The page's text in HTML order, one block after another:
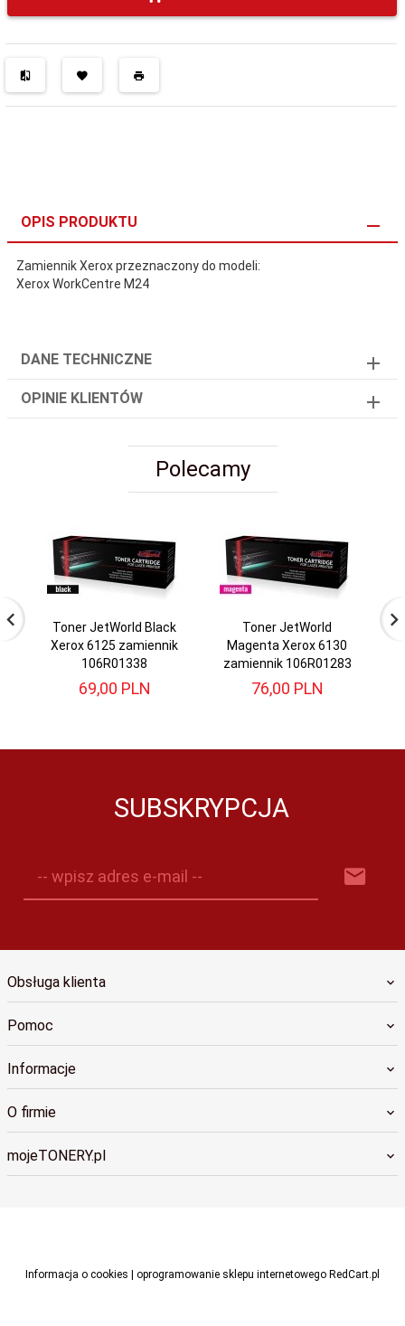
OPIS PRODUKTU
Zamiennik Xerox przeznaczony do modeli:
Xerox WorkCentre M24
DANE TECHNICZNE
OPINIE KLIENTÓW
Polecamy
Toner JetWorld Black
Xerox 6125 zamiennik
106R01338
69,00 PLN
Toner JetWorld
Magenta Xerox 6130
zamiennik 106R01283
76,00 PLN
SUBSKRYPCJA
-- wpisz adres e-mail --
Obsługa klienta
Pomoc
Informacje
O firmie
mojeTONERY.pl
Informacja o cookies oprogramowanie sklepu internetowego RedCart.pl